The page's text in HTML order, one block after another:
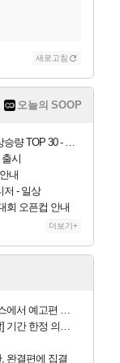
새로고침
오늘의 SOOP
30 - 월간 치지직
시
내
저 - 일상
회 오픈컵 안내
더보기+
예고편 공개 예정
한정 의뢰 이벤트
완결편에 집결